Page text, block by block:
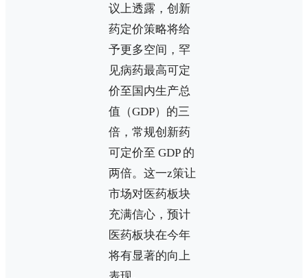
议上透露，创新
药定价策略将给
予更多空间，罕
见病药最高可定
价至国内生产总
值（GDP）的三
倍，常规创新药
可定价至 GDP 的
两倍。这一z策让
市场对医药板块
充满信心，预计
医药板块在今年
将有显著的向上